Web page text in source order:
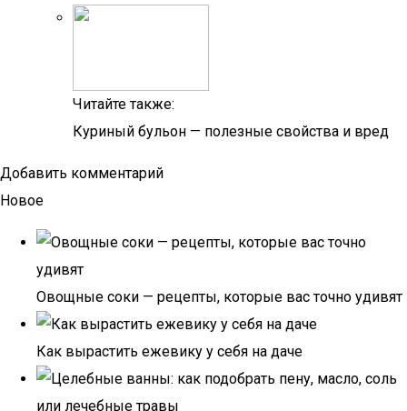
Читайте также:
Куриный бульон — полезные свойства и вред
Добавить комментарий
Новое
Овощные соки — рецепты, которые вас точно удивят
Как вырастить ежевику у себя на даче